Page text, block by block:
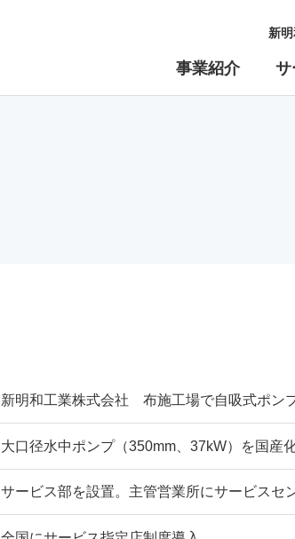
事業紹介 サ
新
新明和工業株式会社 布施工場で自吸式ポン
大口径水中ポンプ（350mm、37kW）を国産
サービス部を設置。主管営業所にサービスセ